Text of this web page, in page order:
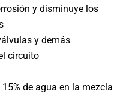
y disminuye los
y demás
circuito
de agua en la mezcla